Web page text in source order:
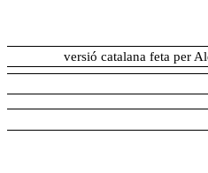
versió catalana feta per